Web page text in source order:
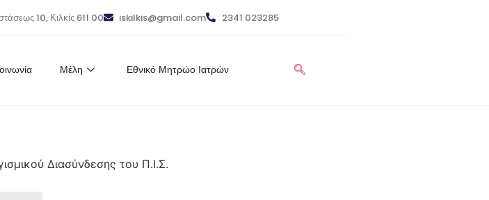
10, Κιλκίς 611 00 iskilkis@gmail.com 2341 023285
Μέλη Εθνικό Μητρώο Ιατρών
Διασύνδεσης του Π.Ι.Σ.